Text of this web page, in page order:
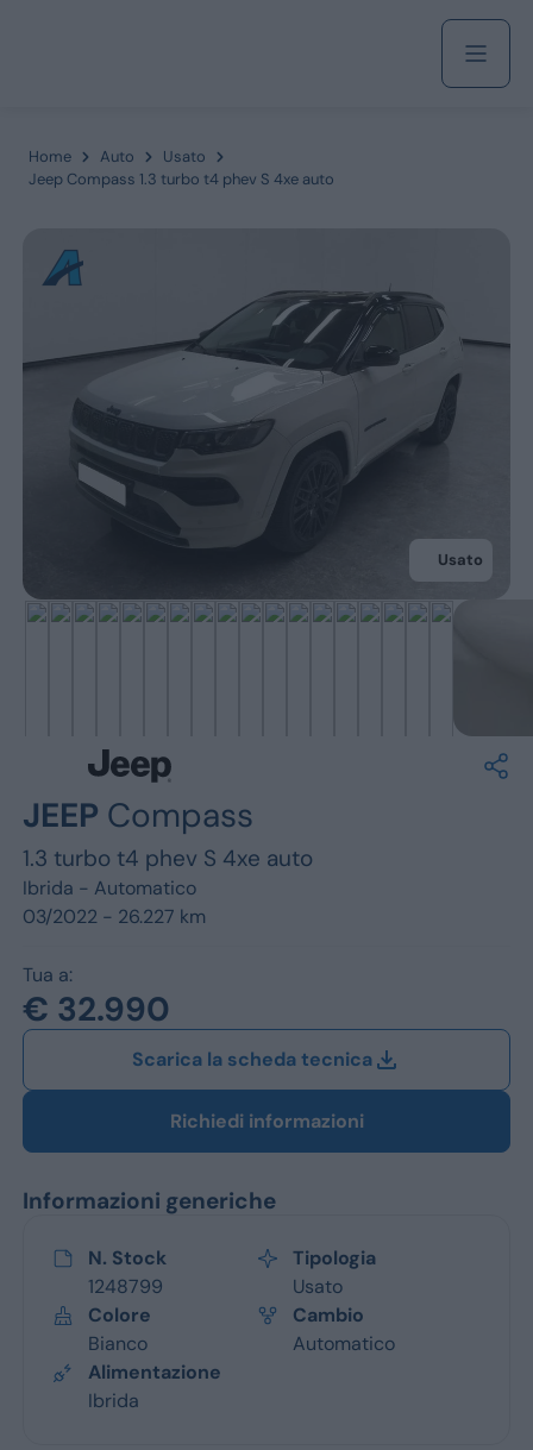
Servizi
Marchi
Vedi tutti i marchi
Home Auto
Usato
Jeep Compass 1.3 turbo t4 phev S 4xe auto
Usato
JEEP Compass
1.3 turbo t4 phev S 4xe auto
Ibrida - Automatico
03/2022 - 26.227 km
Tua a:
€ 32.990
Scarica la scheda tecnica
Richiedi informazioni
Informazioni generiche
N. Stock
1248799
Tipologia
Usato
Colore
Bianco
Cambio
Automatico
Alimentazione
Ibrida